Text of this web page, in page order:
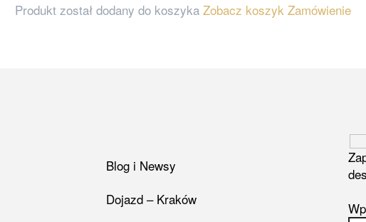
Produkt został dodany do koszyka Zobacz koszyk Zamówienie
Blog i Newsy
Dojazd – Kraków